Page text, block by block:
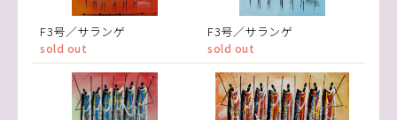
F3号／サランゲ
sold out
F3号／サランゲ
sold out